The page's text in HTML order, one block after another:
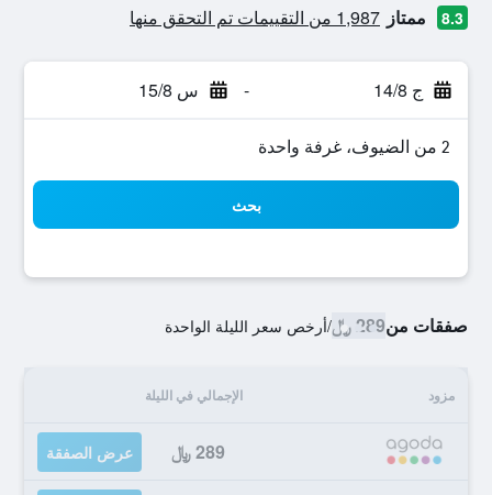
8.3 ممتاز 1,987 من التقييمات تم التحقق منها
ج 14/8 - س 15/8
2 من الضيوف، غرفة واحدة
بحث
صفقات من289 ﷼ /أرخص سعر الليلة الواحدة
مزود الإجمالي في الليلة
289 ﷼ عرض الصفقة